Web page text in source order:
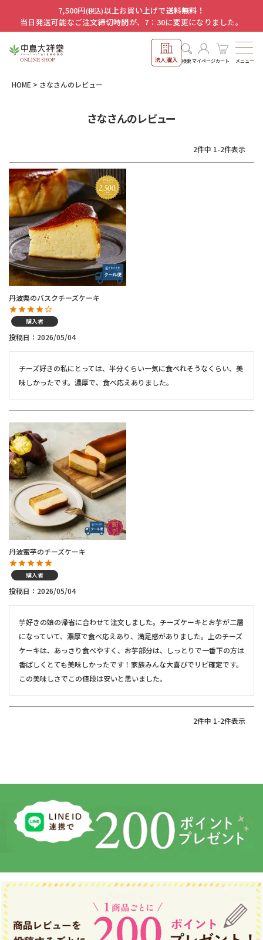
7,500円(税込)以上お買い上げで送料無料！
当日発送可能なご注文締切時間が、7：30に変更になりました。
法人購入 検索マイページカート メニュー
HOME さなさんのレビュー
さなさんのレビュー
2件中 1-2件表示
丹波栗のバスクチーズケーキ
購入者
投稿日 2026/05/04
チーズ好きの私にとっては、半分くらい一気に食べれそうなくらい、美
味しかったです。濃厚で、食べ応えありました。
丹波蜜芋のチーズケーキ
購入者
投稿日 2026/05/04
芋好きの娘の帰省に合わせて注文しました。チーズケーキとお芋が二層
になっていて、濃厚で食べ応えあり、満足感がありました。上のチーズ
ケーキは、あっさり食べやすく、お芋部分は、しっとりで一番下の方は
香ばしくとても美味しかったです！家族みんな大喜びでリピ確定です。
この美味しさでこの値段は安いと思いました。
2件中 1-2件表示